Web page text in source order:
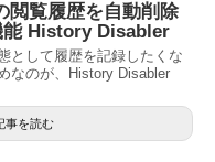
閲覧履歴を自動削除
能 History Disabler
として履歴を記録したくな
なのが、History Disabler
事を読む